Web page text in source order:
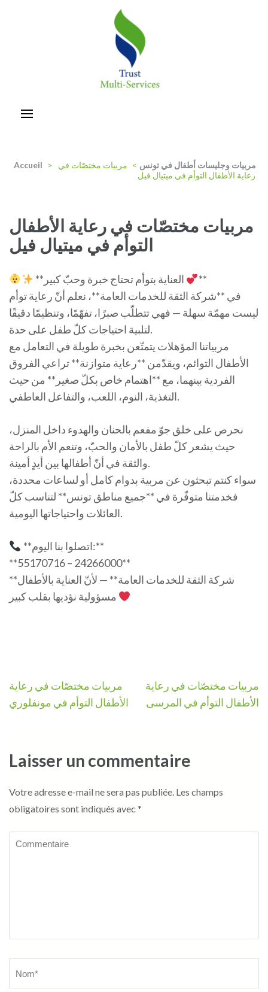
Accueil > مربيات وجليسات أطفال في تونس > مربيات مختصّات في
رعاية الأطفال التوأم في ميتيال فيل
مربيات مختصّات في رعاية الأطفال
التوأم في ميتيال فيل
**
في **شركة الثقة للخدمات العامة**، نعلم أنّ رعاية توأم
ليست مهمّة سهلة — فهي تتطلّب صبرًا، تفهّمًا، وتنظيمًا دقيقًا
لتلبية احتياجات كلّ طفل على حدة.
مربياتنا المؤهلات يتمتّعن بخبرة طويلة في التعامل مع
الأطفال التوائم، ويقدّمن **رعاية متوازنة** تراعي الفروق
الفردية بينهما، مع **اهتمام خاص بكلّ صغير** من حيث
التغذية، النوم، اللعب، والتفاعل العاطفي.
نحرص على خلق جوّ مفعم بالحنان والهدوء داخل المنزل،
حيث يشعر كلّ طفل بالأمان والحبّ، وتنعم الأم بالراحة
والثقة في أنّ أطفالها بين أيدٍ أمينة.
سواء كنتم تبحثون عن مربية بدوام كامل أو لساعات محددة،
فخدمتنا متوفّرة في **جميع مناطق تونس** لتناسب كلّ
العائلات واحتياجاتها اليومية.
**اتصلوا بنا اليوم:**
**55170716 – 24266000**
**شركة الثقة للخدمات العامة** — لأنّ العناية بالأطفال
Navigation
de
مربيات مختصّات في رعاية
الأطفال التوأم في مونفلوري
مربيات مختصّات في رعاية
الأطفال التوأم في المرسى
Laisser un commentaire
Votre adresse e-mail ne sera pas publiée. Les champs
obligatoires sont indiqués avec *
Commentaire